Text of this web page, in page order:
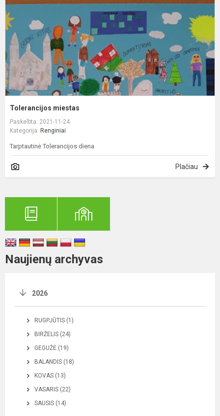
Tolerancijos miestas
Paskelbta: 2021-11-24
Kategorija: Renginiai
Tarptautinė Tolerancijos diena
Plačiau
Naujienų archyvas
2026
RUGPJŪTIS (1)
BIRŽELIS (24)
GEGUŽĖ (19)
BALANDIS (18)
KOVAS (13)
VASARIS (22)
SAUSIS (14)